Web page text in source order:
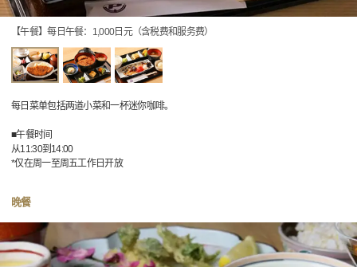
【午餐】每日午餐：1,000日元（含税费和服务费）
每日菜单包括两道小菜和一杯迷你咖啡。
■午餐时间
从11:30到14:00
*仅在周一至周五工作日开放
晚餐